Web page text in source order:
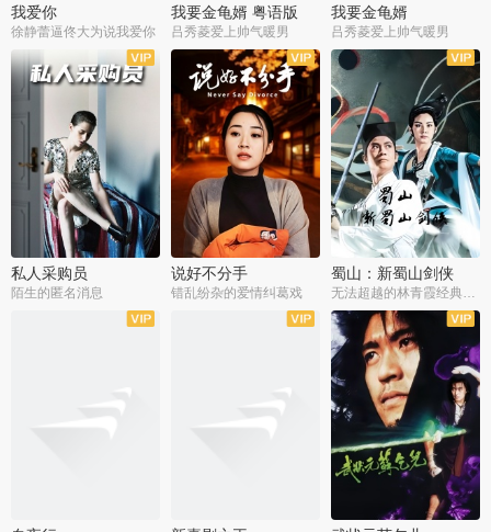
我爱你
徐静蕾逼佟大为说我爱你
我要金龟婿 粤语版
吕秀菱爱上帅气暖男
我要金龟婿
吕秀菱爱上帅气暖男
私人采购员
陌生的匿名消息
说好不分手
错乱纷杂的爱情纠葛戏
蜀山：新蜀山剑侠
无法超越的林青霞经典角色